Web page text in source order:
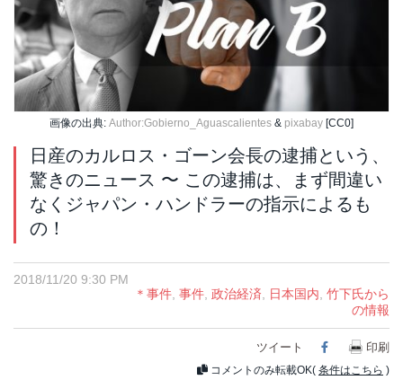
画像の出典: Author:Gobierno_Aguascalientes & pixabay [CC0]
日産のカルロス・ゴーン会長の逮捕という、
驚きのニュース 〜 この逮捕は、まず間違い
なくジャパン・ハンドラーの指示によるも
の！
2018/11/20 9:30 PM
＊事件, 事件, 政治経済, 日本国内, 竹下氏から
の情報
ツイート Facebook
印刷
コメントのみ転載OK( 条件はこちら )